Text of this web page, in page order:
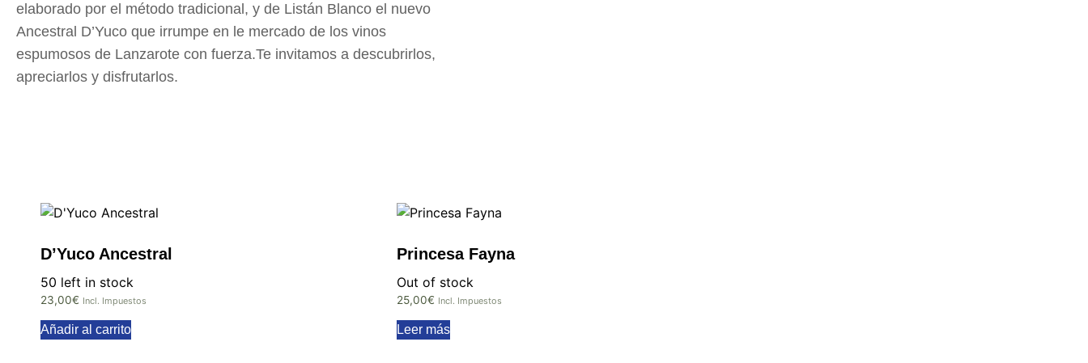
elaborado por el método tradicional, y de Listán Blanco el nuevo
Ancestral D’Yuco que irrumpe en le mercado de los vinos
espumosos de Lanzarote con fuerza.Te invitamos a descubrirlos,
apreciarlos y disfrutarlos.
D’Yuco Ancestral
50 left in stock
23,00€ Incl. Impuestos
Añadir al carrito
Princesa Fayna
Out of stock
25,00€ Incl. Impuestos
Leer más